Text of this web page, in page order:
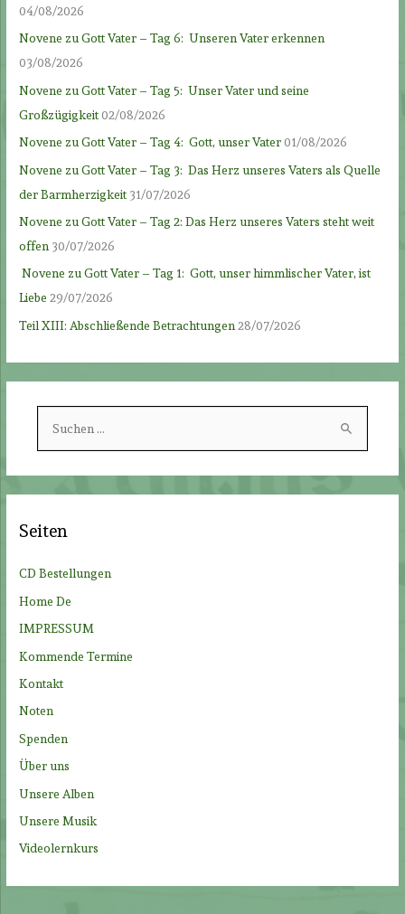
04/08/2026
Novene zu Gott Vater – Tag 6: Unseren Vater erkennen
03/08/2026
Novene zu Gott Vater – Tag 5: Unser Vater und seine
Großzügigkeit02/08/2026
Novene zu Gott Vater – Tag 4: Gott, unser Vater01/08/2026
Novene zu Gott Vater – Tag 3: Das Herz unseres Vaters als Quelle
der Barmherzigkeit 31/07/2026
Novene zu Gott Vater – Tag 2: Das Herz unseres Vaters steht weit
offen 30/07/2026
Novene zu Gott Vater – Tag 1: Gott, unser himmlischer Vater, ist
Liebe 29/07/2026
Teil XIII: Abschließende Betrachtungen 28/07/2026
n
h
:
Seiten
CD Bestellungen
Home De
IMPRESSUM
Kommende Termine
Kontakt
Noten
Spenden
Über uns
Unsere Alben
Unsere Musik
Videolernkurs